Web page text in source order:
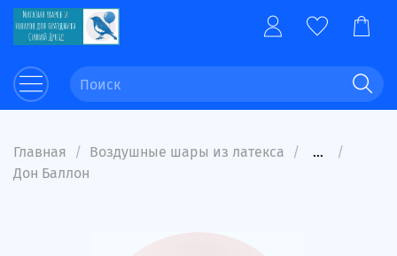
Главная Воздушные шары из латекса
...
Дон Баллон